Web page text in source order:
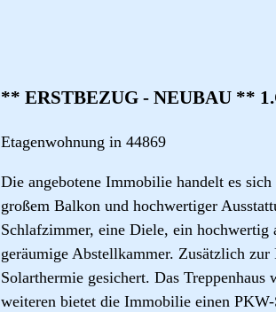
** ERSTBEZUG - NEUBAU **
Etagenwohnung in 44869
Die angebotene Immobilie handelt es
großem Balkon und hochwertiger
Schlafzimmer, eine Diele, ein hochwertig
geräumige Abstellkammer. Zusätzlich
Solarthermie gesichert. Das
weiteren bietet die Immobilie einen